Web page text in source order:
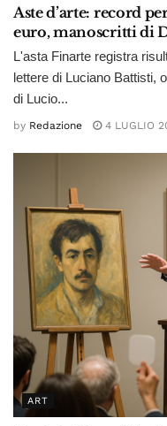
Aste d’arte: record
euro, manoscritti di
L'asta Finarte registra
lettere di Luciano Battisti,
di Lucio...
by Redazione 4 LUGLIO
ART